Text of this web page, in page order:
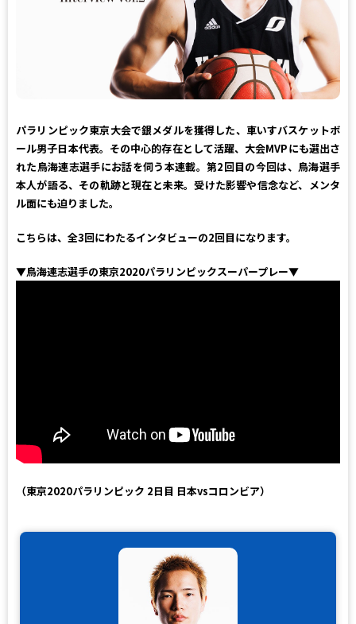
パラリンピック東京大会で銀メダルを獲得した、車いすバスケットボ
ール男子日本代表。その中心的存在として活躍、大会MVPにも選出さ
れた鳥海連志選手にお話を伺う本連載。第2回目の今回は、鳥海選手
本人が語る、その軌跡と現在と未来。受けた影響や信念など、メンタ
ル面にも迫りました。
こちらは、全3回にわたるインタビューの2回目になります。
▼鳥海連志選手の東京2020パラリンピックスーパープレー▼
（東京2020パラリンピック 2日目 日本vsコロンビア）